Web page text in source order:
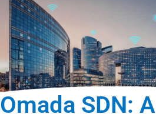
Omada SDN: A